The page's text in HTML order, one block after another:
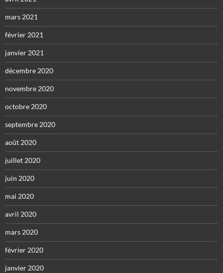
mars 2021
février 2021
janvier 2021
décembre 2020
novembre 2020
octobre 2020
septembre 2020
août 2020
juillet 2020
juin 2020
mai 2020
avril 2020
mars 2020
février 2020
janvier 2020